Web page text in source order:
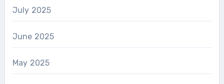
July 2025
June 2025
May 2025